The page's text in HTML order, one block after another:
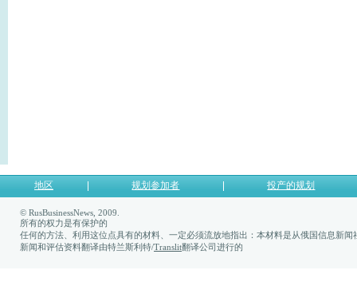
地区 规划参加者 投产的规划
© RusBusinessNews, 2009.
所有的权力是有保护的
任何的方法、利用这位点具有的材料、一定必须流放地指出：本材料是从俄国信息新闻
新闻和评估资料翻译由特兰斯利特/Translit翻译公司进行的